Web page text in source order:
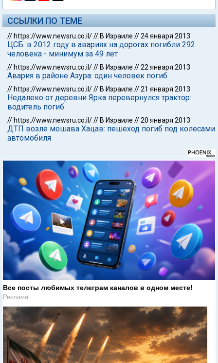
ССЫЛКИ ПО ТЕМЕ
// https://www.newsru.co.il/// В Израиле //24 января 2013
ЦСБ: в 2012 году в авариях на дорогах погибли 292
человека - минимум за 49 лет
// https://www.newsru.co.il/// В Израиле //22 января 2013
Авария в районе Азура: один человек погиб
// https://www.newsru.co.il/// В Израиле //21 января 2013
Недалеко от деревни Ярка перевернулся трактор:
водитель погиб
// https://www.newsru.co.il/// В Израиле //20 января 2013
ДТП возле мошава Хацав: пешеход погиб под колесами
автомобиля
Все посты любимых телеграм каналов в одном месте!
Реклама